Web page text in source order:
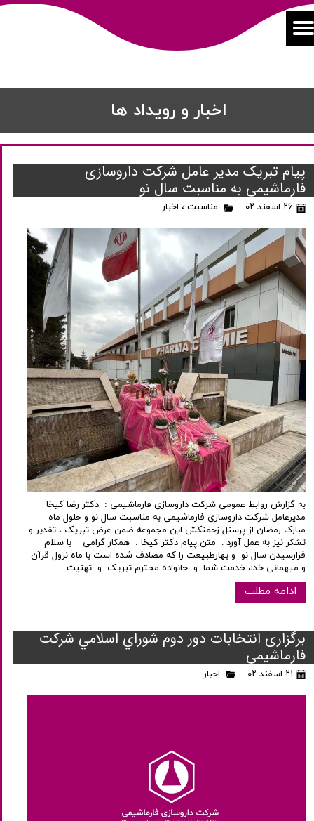
اخبار و رویداد ها
پیام تبریک مدیر عامل شرکت داروسازی
فارماشیمی به مناسبت سال نو
۲۶ اسفند ۰۲ مناسبت ، اخبار
به گزارش روابط عمومی شرکت داروسازی فارماشیمی : دکتر رضا کیخا
مدیرعامل شرکت داروسازی فارماشیمی به مناسبت سال نو و حلول ماه
مبارک رمضان از پرسنل زحمتکش این مجموعه ضمن عرض تبریک ، تقدیر و
تشکر نیز به عمل آورد . متن پیام دکتر کیخا : همکار گرامی با سلام
فرارسیدن سال نو و بهارطبیعت را که مصادف شده است با ماه نزول قرآن
و میهمانی خدا، خدمت شما و خانواده محترم تبریک و تهنیت …
ادامه مطلب
برگزاری انتخابات دور دوم شوراي اسلامي شرکت
فارماشیمی
۲۱ اسفند ۰۲ اخبار